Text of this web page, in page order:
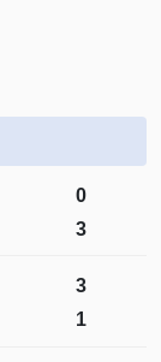
0
3
3
1